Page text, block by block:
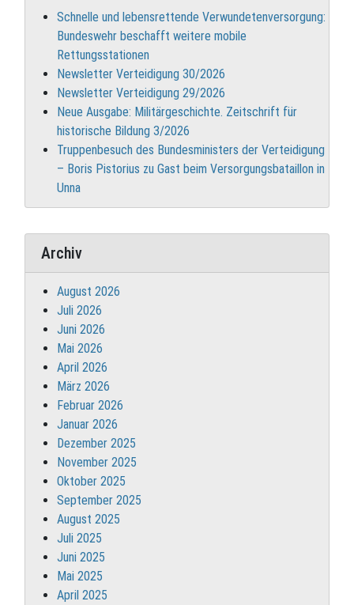
Schnelle und lebensrettende Verwundetenversorgung:
Bundeswehr beschafft weitere mobile
Rettungsstationen
Newsletter Verteidigung 30/2026
Newsletter Verteidigung 29/2026
Neue Ausgabe: Militärgeschichte. Zeitschrift für
historische Bildung 3/2026
Truppenbesuch des Bundesministers der Verteidigung
– Boris Pistorius zu Gast beim Versorgungsbataillon in
Unna
Archiv
August 2026
Juli 2026
Juni 2026
Mai 2026
April 2026
März 2026
Februar 2026
Januar 2026
Dezember 2025
November 2025
Oktober 2025
September 2025
August 2025
Juli 2025
Juni 2025
Mai 2025
April 2025